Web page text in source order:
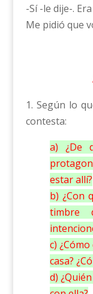
-Sí -le dije-.
Me pidió que
1. Según lo
contesta:
a) ¿De
estar allí?
b) ¿Con
timbre
c)
casa?
d)